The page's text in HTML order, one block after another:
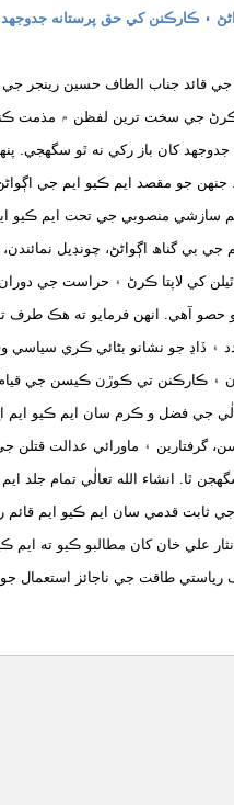
۽ ڪارڪنن کي حق پرستانه
الطاف حسين رينجر جي
ڪرڻ جي سخت ترين لفظن ۾ مذمت
جدوجهد کان باز رکي نه ٿو
جنهن جو مقصد ايم ڪيو ايم جي
سازشي منصوبي جي تحت ايم ڪيو
جي بي گناھ اڳواڻڻ، چونڊيل
ٿيلن کي لاپتا ڪرڻ ۽ حراست جي
آهي. انهن فرمايو ته هڪ طرف
ڏاڍ جو نشانو بڻائي ڪري سياسي
۽ ڪارڪنن تي ڪوڙن ڪيسن جي
تعالٰي جي فضل و ڪرم سان ايم ڪيو
گرفتارين ۽ ماورائي عدالت
ٿا. انشاء الله تعالٰي تمام جلد
ثابت قدمي سان ايم ڪيو ايم
علي خان کان مطالبو ڪيو ته
طاقت جي ناجائز استعمال